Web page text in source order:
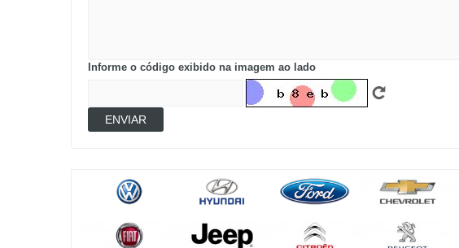
Informe o código exibido na imagem ao lado
ENVIAR